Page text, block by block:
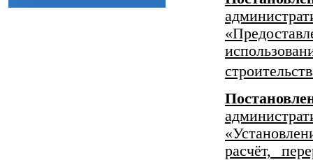
расчёт,